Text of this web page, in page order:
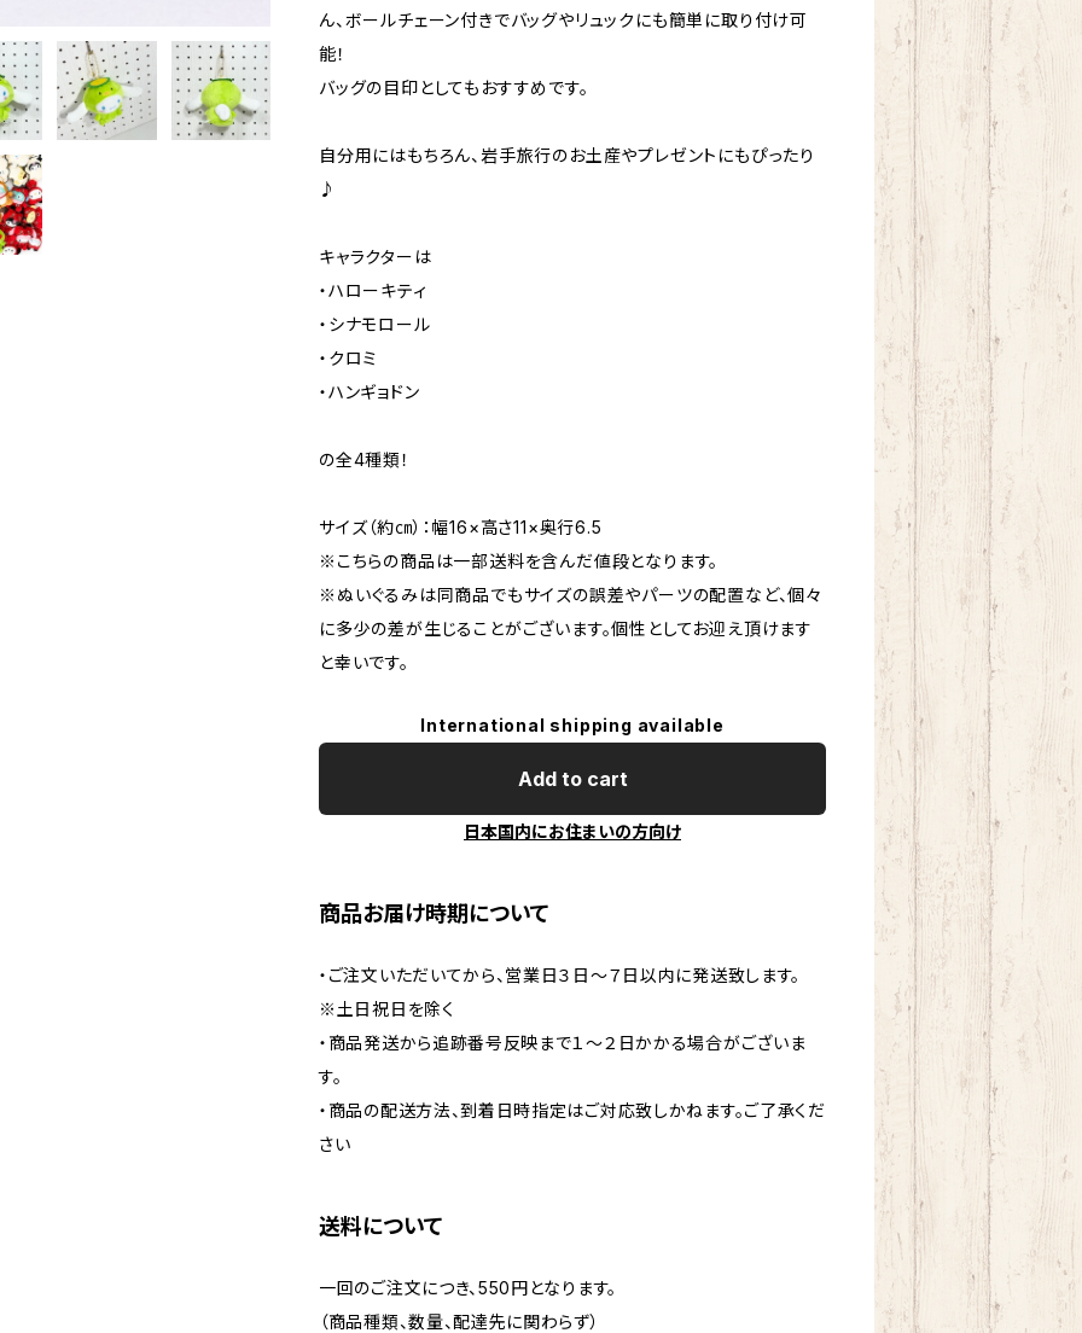
ん、ボールチェーン付きでバッグやリュックにも簡単に取り付け可
能！
バッグの目印としてもおすすめです。
自分用にはもちろん、岩手旅行のお土産やプレゼントにもぴったり
♪
キャラクターは
・ハローキティ
・シナモロール
・クロミ
・ハンギョドン
の全4種類！
サイズ（約㎝）：幅16×高さ11×奥行6.5
※こちらの商品は一部送料を含んだ値段となります。
※ぬいぐるみは同商品でもサイズの誤差やパーツの配置など、個々
に多少の差が生じることがございます。個性としてお迎え頂けます
と幸いです。
International shipping available
Add to cart
日本国内にお住まいの方向け
商品お届け時期について
・ご注文いただいてから、営業日３日～７日以内に発送致します。
※土日祝日を除く
・商品発送から追跡番号反映まで１～２日かかる場合がございま
す。
・商品の配送方法、到着日時指定はご対応致しかねます。ご了承くだ
さい
送料について
一回のご注文につき、550円となります。
（商品種類、数量、配達先に関わらず）